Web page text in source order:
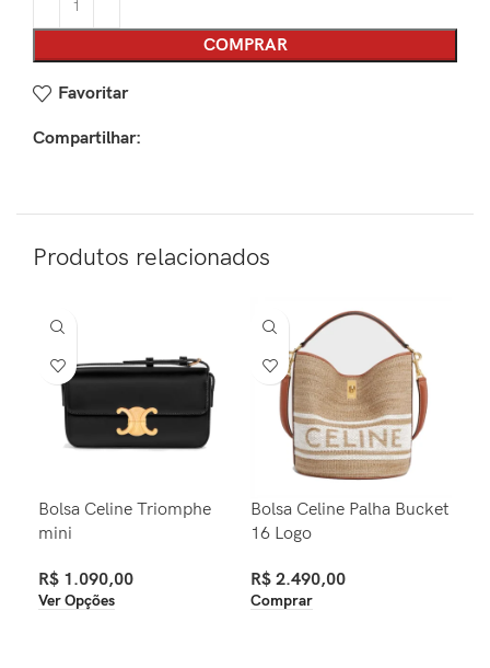
COMPRAR
Favoritar
Compartilhar:
Produtos relacionados
Bolsa Celine Triomphe
mini
R$ 1.090,00
Ver Opções
Bolsa Celine Palha Bucket
16 Logo
R$ 2.490,00
Comprar